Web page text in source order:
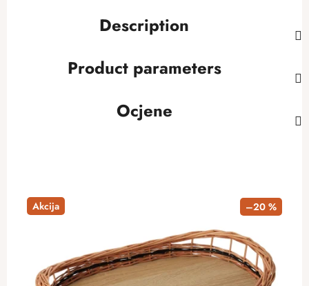
Description
Product parameters
Ocjene
Akcija –20 %